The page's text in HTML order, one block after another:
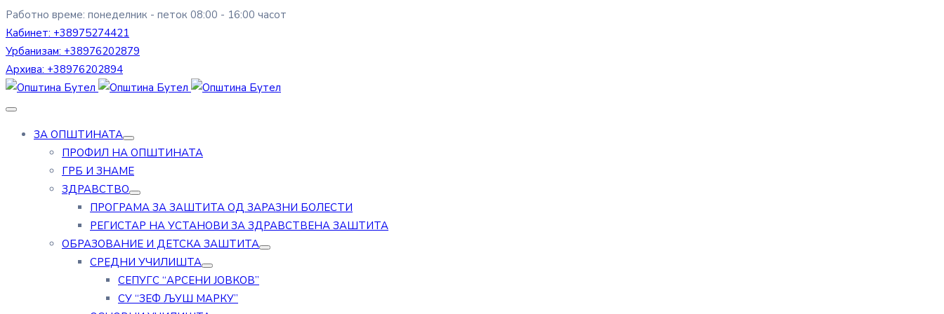
Работно време: понеделник - петок 08:00 - 16:00 часот
Кабинет: +38975274421
Урбанизам: +38976202879
Архива: +38976202894
ЗА ОПШТИНАТА
ПРОФИЛ НА ОПШТИНАТА
ГРБ И ЗНАМЕ
ЗДРАВСТВО
ПРОГРАМА ЗА ЗАШТИТА ОД ЗАРАЗНИ БОЛЕСТИ
РЕГИСТАР НА УСТАНОВИ ЗА ЗДРАВСТВЕНА ЗАШТИТА
ОБРАЗОВАНИЕ И ДЕТСКА ЗАШТИТА
СРЕДНИ УЧИЛИШТА
СЕПУГС “АРСЕНИ ЈОВКОВ”
СУ “ЗЕФ ЉУШ МАРКУ”